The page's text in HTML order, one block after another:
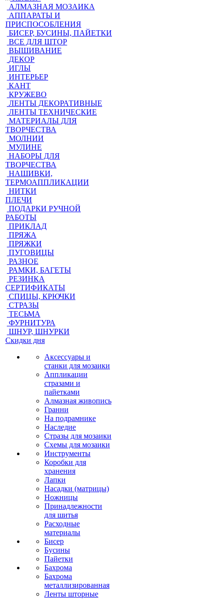
АЛМАЗНАЯ МОЗАИКА
АППАРАТЫ И
ПРИСПОСОБЛЕНИЯ
БИСЕР, БУСИНЫ, ПАЙЕТКИ
ВСЕ ДЛЯ ШТОР
ВЫШИВАНИЕ
ДЕКОР
ИГЛЫ
ИНТЕРЬЕР
КАНТ
КРУЖЕВО
ЛЕНТЫ ДЕКОРАТИВНЫЕ
ЛЕНТЫ ТЕХНИЧЕСКИЕ
МАТЕРИАЛЫ ДЛЯ
ТВОРЧЕСТВА
МОЛНИИ
МУЛИНЕ
НАБОРЫ ДЛЯ
ТВОРЧЕСТВА
НАШИВКИ,
ТЕРМОАППЛИКАЦИИ
НИТКИ
ПЛЕЧИ
ПОДАРКИ РУЧНОЙ
РАБОТЫ
ПРИКЛАД
ПРЯЖА
ПРЯЖКИ
ПУГОВИЦЫ
РАЗНОЕ
РАМКИ, БАГЕТЫ
РЕЗИНКА
СЕРТИФИКАТЫ
СПИЦЫ, КРЮЧКИ
СТРАЗЫ
ТЕСЬМА
ФУРНИТУРА
ШНУР, ШНУРКИ
Скидки дня
Аксессуары и
станки для мозаики
Аппликации
стразами и
пайетками
Алмазная живопись
Гранни
На подрамнике
Наследие
Стразы для мозаики
Схемы для мозаики
Инструменты
Коробки для
хранения
Лапки
Насадки (матрицы)
Ножницы
Принадлежности
для шитья
Расходные
материалы
Бисер
Бусины
Пайетки
Бахрома
Бахрома
металлизированная
Ленты шторные